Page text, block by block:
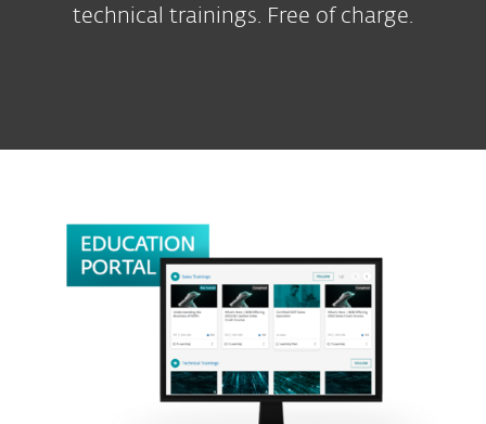
technical trainings. Free of charge.